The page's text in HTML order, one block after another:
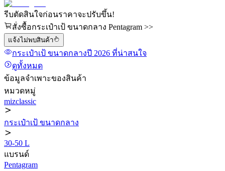
รีบตัดสินใจก่อนราคาจะปรับขึ้น!
สั่งซื้อกระเป๋าเป้ ขนาดกลาง Pentagram >>
แจ้งไม่พบสินค้า
กระเป๋าเป้ ขนาดกลางปี 2026 ที่น่าสนใจ
ดูทั้งหมด
ข้อมูลจำเพาะของสินค้า
หมวดหมู่
mizclassic
กระเป๋าเป้ ขนาดกลาง
30-50 L
แบรนด์
Pentagram